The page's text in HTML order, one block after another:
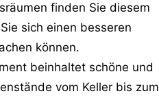
finden Sie diesem
sich einen besseren
können.
beinhaltet schöne und
vom Keller bis zum